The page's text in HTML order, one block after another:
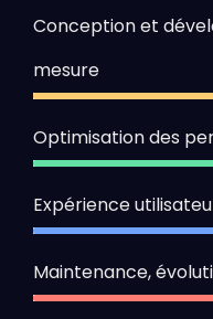
Conception et
mesure
Optimisation des
Expérience
Maintenance,